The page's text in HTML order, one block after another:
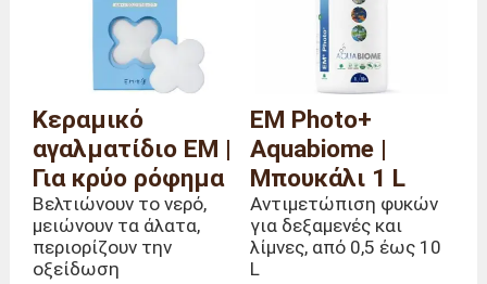
Κεραμικό
αγαλματίδιο EM |
Για κρύο ρόφημα
Βελτιώνουν το νερό,
μειώνουν τα άλατα,
περιορίζουν την
οξείδωση
EM Photo+
Aquabiome |
Μπουκάλι 1 L
Αντιμετώπιση φυκών
για δεξαμενές και
λίμνες, από 0,5 έως 10
L